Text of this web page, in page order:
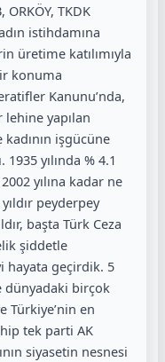
ORKÖY, TKDK
istihdamına
üretime katılımıyla
konuma
Kanunu’nda,
lehine yapılan
işgücüne
yılında % 4.1
yılına kadar ne
peyderpey
başta Türk Ceza
şiddetle
hayata geçirdik. 5
dünyadaki birçok
Türkiye’nin en
tek parti AK
siyasetin nesnesi